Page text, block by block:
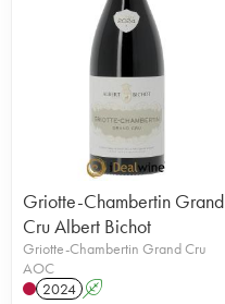
Griotte-Chambertin Grand
Cru Albert Bichot
Griotte-Chambertin Grand Cru
AOC
2024 A